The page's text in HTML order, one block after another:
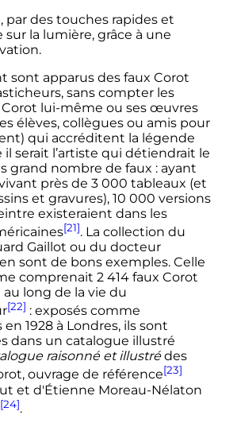
par des touches rapides et
sur la lumière, grâce à une
sont apparus des faux Corot
sans compter les
lui-même ou ses œuvres
élèves, collègues ou amis pour
qui accréditent la légende
il serait l’artiste qui détiendrait le
grand nombre de faux : ayant
près de 3 000 tableaux (et
et gravures), 10 000 versions
existeraient dans les
[21]. La collection du
Gaillot ou du docteur
sont de bons exemples. Celle
comprenait 2 414faux Corot
long de la vie du
[22] : exposés comme
1928 à Londres, ils sont
dans un catalogue illustré
raisonné et illustrédes
ouvrage de référence[23]
et d'Étienne Moreau-Nélaton
[24].